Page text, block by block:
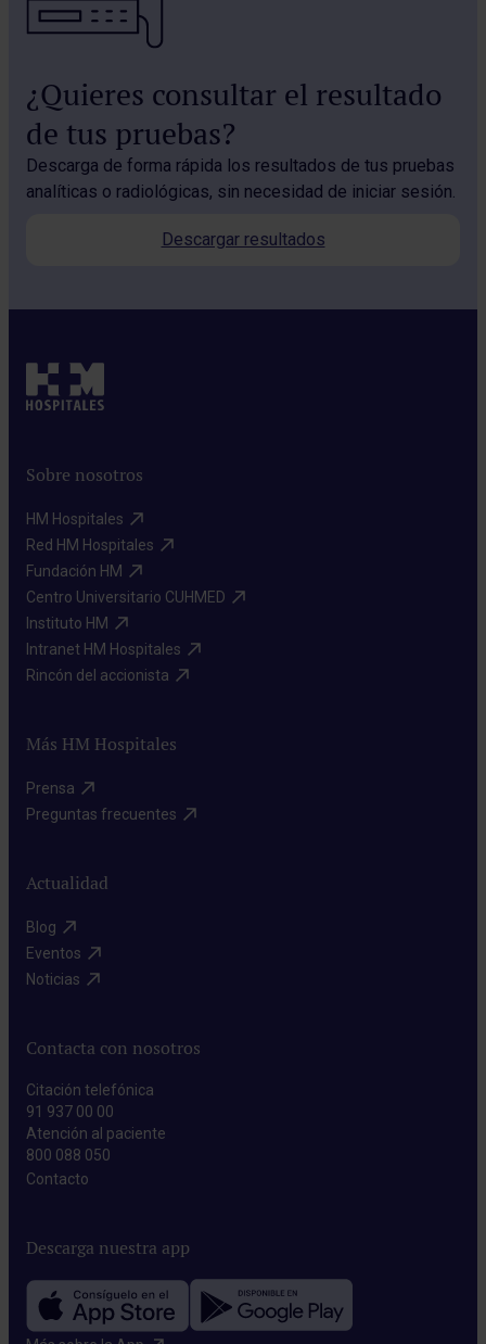
¿Quieres consultar el resultado
de tus pruebas?
Descarga de forma rápida los resultados de tus pruebas
analíticas o radiológicas, sin necesidad de iniciar sesión.
Descargar resultados
Sobre nosotros
HM Hospitales​
Red HM Hospitales​
Fundación HM​
Centro Universitario CUHMED​
Instituto HM​
Intranet HM Hospitales​
Rincón del accionista​
Más HM Hospitales
Prensa​
Preguntas frecuentes​
Actualidad
Blog​
Eventos​
Noticias​
Contacta con nosotros
Citación telefónica
91 937 00 00
Atención al paciente
800 088 050
Contacto​
Descarga nuestra app